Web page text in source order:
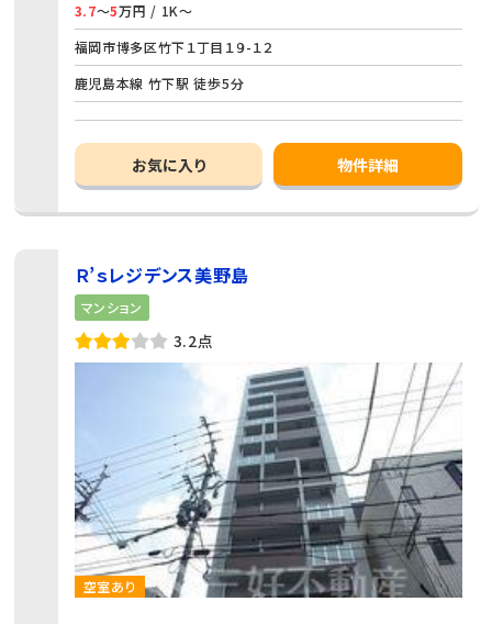
3.7～5万円 / 1K～
福岡市博多区竹下１丁目１９-１２
鹿児島本線 竹下駅 徒歩5分
お気に入り 物件詳細
Ｒ’ｓレジデンス美野島
マンション
3.2点
空室あり